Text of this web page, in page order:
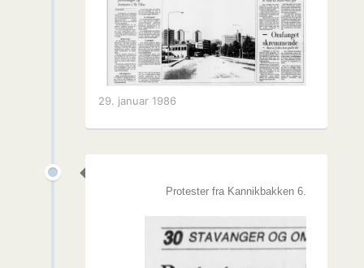
29. januar 1986
Protester fra Kannikbakken 6.